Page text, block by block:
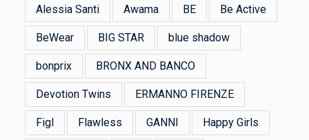
Alessia Santi Awama BE Be Active
BeWear BIG STAR blue shadow
bonprix BRONX AND BANCO
Devotion Twins ERMANNO FIRENZE
Figl Flawless GANNI Happy Girls